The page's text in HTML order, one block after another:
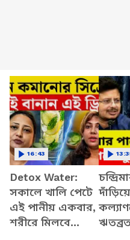
Detox Water:
সকালে খালি পেটে
এই পানীয় একবার,
শরীরে মিলবে
16:43